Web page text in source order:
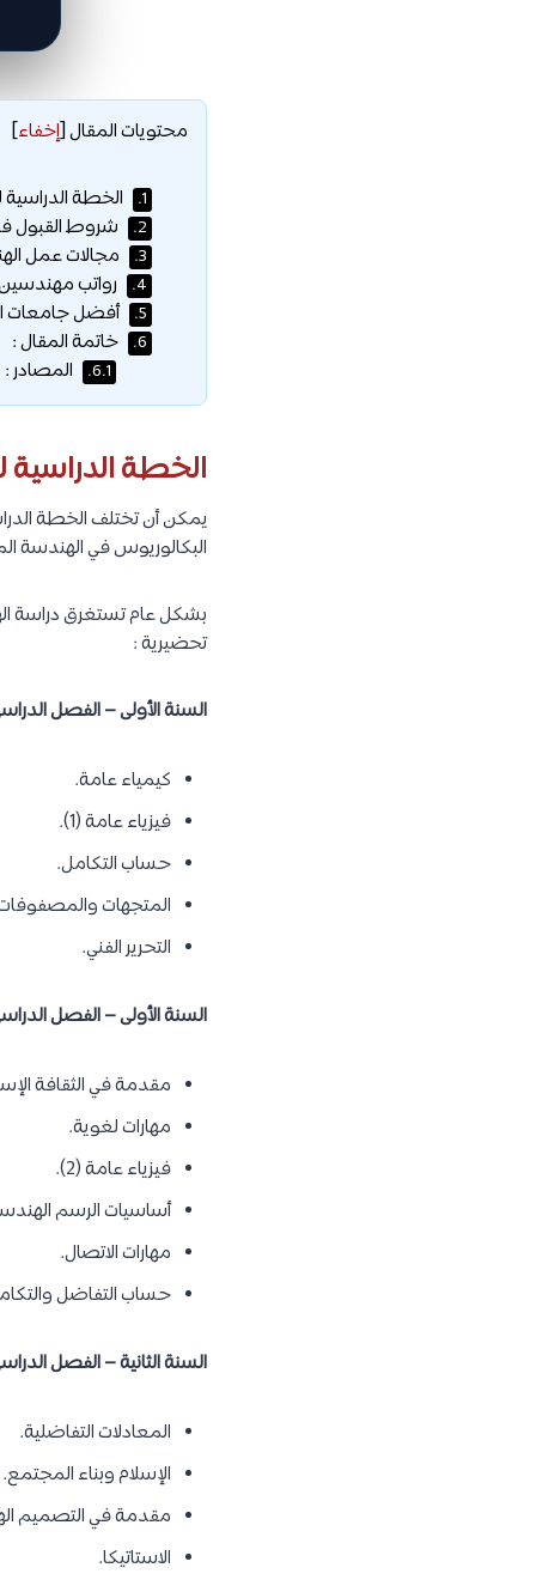
محتويات المقال[إخفاء]
1. الخطة
2. شروط القبول
3. مجالات عمل
4. رواتب
5. أفضل جامعات
6. خاتمة المقال :
6.1. المصادر :
الخطة
يمكن أن تختلف الخطة
البكالوريوس في الهندسة
تحضيرية :
السنة الأولى – الفصل
كيمياء عامة.
فيزياء عامة (1).
حساب التكامل.
المتجهات
التحرير الفني.
السنة الأولى – الفصل
مقدمة في الثقافة
مهارات لغوية.
فيزياء عامة (2).
أساسيات الرسم
مهارات الاتصال.
حساب التفاضل
السنة الثانية – الفصل
المعادلات التفاضلية.
الإسلام وبناء المجتمع.
مقدمة في التصميم
الاستاتيكا.